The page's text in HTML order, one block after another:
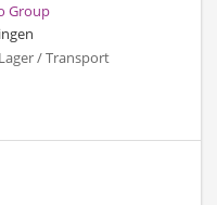
Group
/ Transport